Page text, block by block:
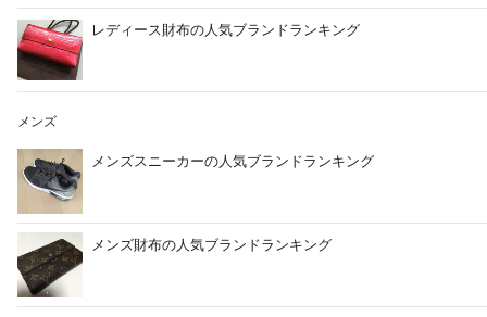
レディース財布の人気ブランドランキング
メンズ
メンズスニーカーの人気ブランドランキング
メンズ財布の人気ブランドランキング